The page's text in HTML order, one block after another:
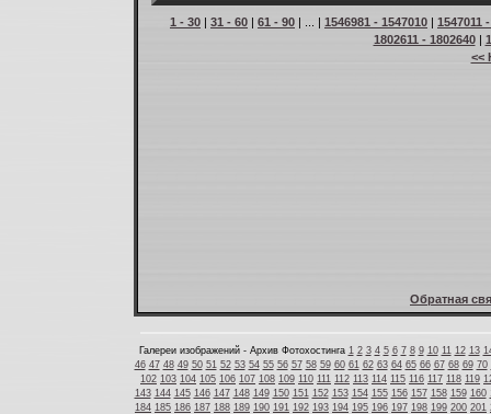
1 - 30 | 31 - 60 | 61 - 90 | ... | 1546981 - 1547010 | 1547011
1802611 - 1802640|
<<
Обратная
Галереи изображений - Архив Фотохостинга 1 2 3 4 5 6 7 8 9 10 11 12 13
46 47 48 49 50 51 52 53 54 55 56 57 58 59 60 61 62 63 64 65 66 67 68 69 70
102 103 104 105 106 107 108 109 110 111 112 113 114 115 116 117 118 119
143 144 145 146 147 148 149 150 151 152 153 154 155 156 157 158 159 160
184 185 186 187 188 189 190 191 192 193 194 195 196 197 198 199 200 201